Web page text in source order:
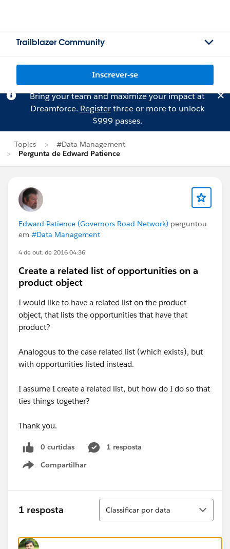
Trailblazer Community
Inscrever-se
Bring your team and maximize your impact at
Dreamforce. Registerthree or more to unlock
$999 passes.
Topics
#Data Management
Pergunta de Edward Patience
Edward Patience (Governors Road Network) perguntou
em #Data Management
4 de out. de 2016 04:36
Create a related list of opportunities on a
product object
I would like to have a related list on the product
object, that lists the opportunities that have that
product?
Analogous to the case related list (which exists), but
with opportunities listed instead.
I assume I create a related list, but how do I do so that
ties things together?
Thank you.
0 curtidas
1 resposta
Compartilhar
Show menu
1 resposta
Classificar
Classificar por data